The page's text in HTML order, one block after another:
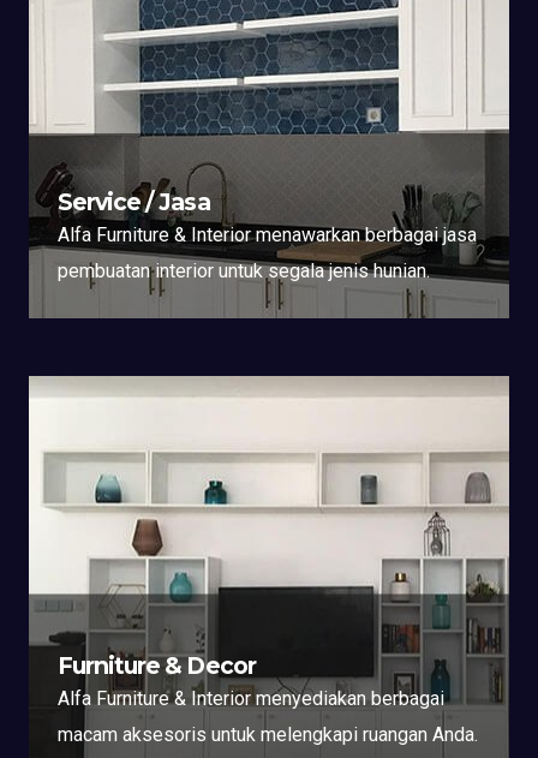
Service / Jasa
Alfa Furniture & Interior menawarkan berbagai jasa
pembuatan interior untuk segala jenis hunian.
Furniture & Decor
Alfa Furniture & Interior menyediakan berbagai
macam aksesoris untuk melengkapi ruangan Anda.